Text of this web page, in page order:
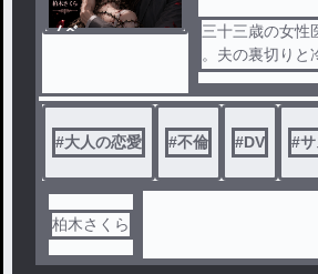
ノベ
三十三歳の女性
。夫の裏切りと
生活に心をすり
女は、十二歳年
出会う。
救いだったはず
――。
愛と執着、欲
する恋愛・医
※暴力・流血表
#大人の恋愛 #不倫 #DV #
柏木さくら